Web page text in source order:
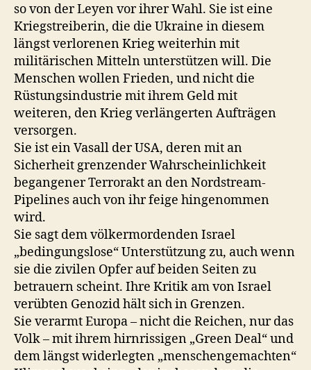
so von der Leyen vor ihrer Wahl. Sie ist eine
Kriegstreiberin, die die Ukraine in diesem
längst verlorenen Krieg weiterhin mit
militärischen Mitteln unterstützen will. Die
Menschen wollen Frieden, und nicht die
Rüstungsindustrie mit ihrem Geld mit
weiteren, den Krieg verlängerten Aufträgen
versorgen.
Sie ist ein Vasall der USA, deren mit an
Sicherheit grenzender Wahrscheinlichkeit
begangener Terrorakt an den Nordstream-
Pipelines auch von ihr feige hingenommen
wird.
Sie sagt dem völkermordenden Israel
„bedingungslose“ Unterstützung zu, auch wenn
sie die zivilen Opfer auf beiden Seiten zu
betrauern scheint. Ihre Kritik am von Israel
verübten Genozid hält sich in Grenzen.
Sie verarmt Europa – nicht die Reichen, nur das
Volk – mit ihrem hirnrissigen „Green Deal“ und
dem längst widerlegten „menschengemachten“